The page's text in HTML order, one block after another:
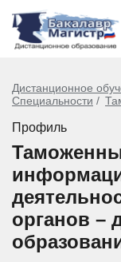
Дистанционное
Специальности
Профиль
органов –